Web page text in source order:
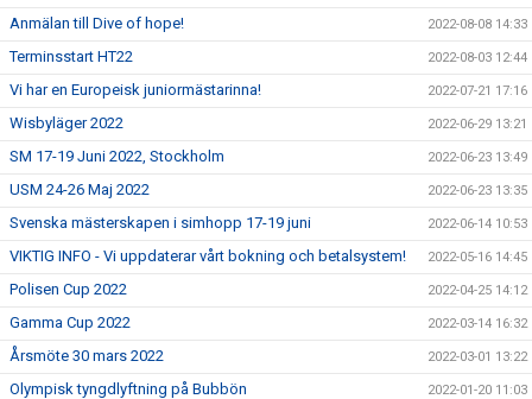
Anmälan till Dive of hope! 2022-08-08 14:33
Terminsstart HT22 2022-08-03 12:44
Vi har en Europeisk juniormästarinna! 2022-07-21 17:16
Wisbyläger 2022 2022-06-29 13:21
SM 17-19 Juni 2022, Stockholm 2022-06-23 13:49
USM 24-26 Maj 2022 2022-06-23 13:35
Svenska mästerskapen i simhopp 17-19 juni 2022-06-14 10:53
VIKTIG INFO - Vi uppdaterar vårt bokning och betalsystem! 2022-05-16 14:45
Polisen Cup 2022 2022-04-25 14:12
Gamma Cup 2022 2022-03-14 16:32
Årsmöte 30 mars 2022 2022-03-01 13:22
Olympisk tyngdlyftning på Bubbön 2022-01-20 11:03